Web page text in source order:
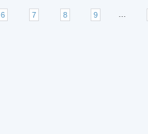
6 7 8 9 …